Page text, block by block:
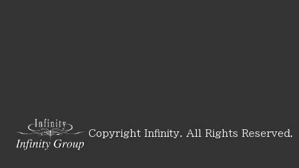
Copyright Infinity. All Rights Reserved.